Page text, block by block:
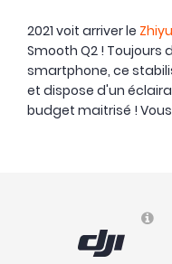
2021 voit arriver le
Smooth Q2 ! Toujours
smartphone, ce
et dispose d'un
budget maitrisé !